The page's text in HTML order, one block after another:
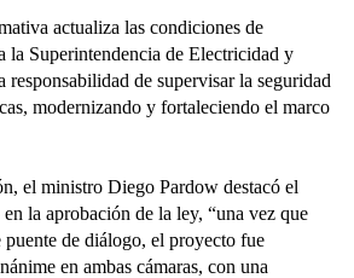
actualiza las condiciones de
la Superintendencia de Electricidad y
de supervisar la seguridad
modernizando y fortaleciendo el marco
el ministro Diego Pardow destacó el
la aprobación de la ley, “una vez que
puente de diálogo, el proyecto fue
en ambas cámaras, con una